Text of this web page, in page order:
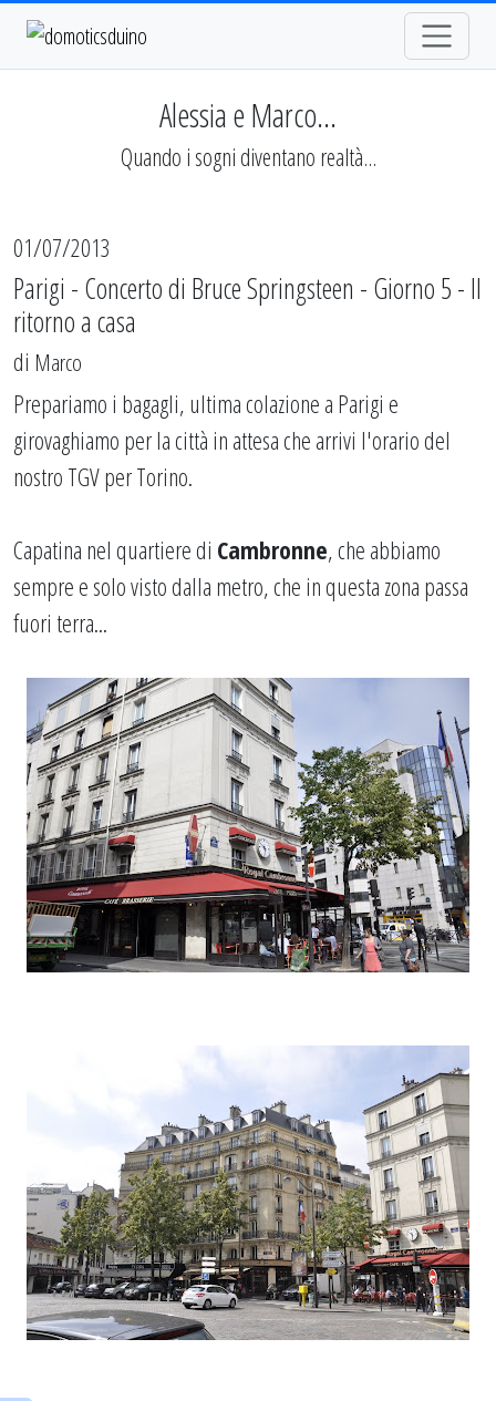
Alessia e Marco...
Quando i sogni diventano realtà...
01/07/2013
Parigi - Concerto di Bruce Springsteen - Giorno 5 - Il
ritorno a casa
di Marco
Prepariamo i bagagli, ultima colazione a Parigi e
girovaghiamo per la città in attesa che arrivi l'orario del
nostro TGV per Torino.
Capatina nel quartiere di Cambronne, che abbiamo
sempre e solo visto dalla metro, che in questa zona passa
fuori terra...